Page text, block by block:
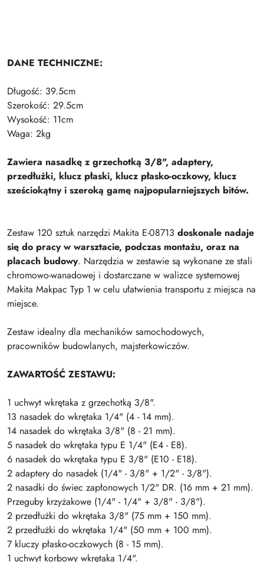
DANE TECHNICZNE:
Długość: 39.5cm
Szerokość: 29.5cm
Wysokość: 11cm
Waga: 2kg
Zawiera nasadkę z grzechotką 3/8", adaptery,
przedłużki, klucz płaski, klucz płasko-oczkowy, klucz
sześciokątny i szeroką gamę najpopularniejszych bitów.
Zestaw 120 sztuk narzędzi Makita E-08713 doskonale nadaje
się do pracy w warsztacie, podczas montażu, oraz na
placach budowy. Narzędzia w zestawie są wykonane ze stali
chromowo-wanadowej i dostarczane w walizce systemowej
Makita Makpac Typ 1 w celu ułatwienia transportu z miejsca na
miejsce.
Zestaw idealny dla mechaników samochodowych,
pracowników budowlanych, majsterkowiczów.
ZAWARTOŚĆ ZESTAWU:
1 uchwyt wkrętaka z grzechotką 3/8".
13 nasadek do wkrętaka 1/4" (4 - 14 mm).
14 nasadek do wkrętaka 3/8" (8 - 21 mm).
5 nasadek do wkrętaka typu E 1/4" (E4 - E8).
6 nasadek do wkrętaka typu E 3/8" (E10 - E18).
2 adaptery do nasadek (1/4" - 3/8" + 1/2" - 3/8").
2 nasadki do świec zapłonowych 1/2" DR. (16 mm + 21 mm).
Przeguby krzyżakowe (1/4" - 1/4" + 3/8" - 3/8").
2 przedłużki do wkrętaka 3/8" (75 mm + 150 mm).
2 przedłużki do wkrętaka 1/4" (50 mm + 100 mm).
7 kluczy płasko-oczkowych (8 - 15 mm).
1 uchwyt korbowy wkrętaka 1/4".